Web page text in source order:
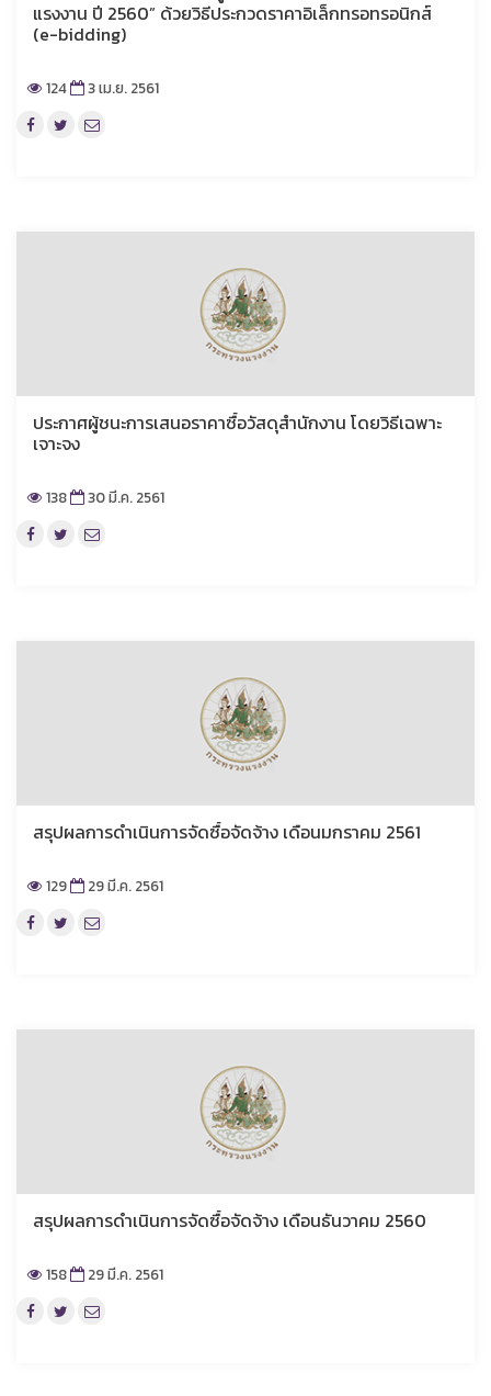
แรงงาน ปี 2560” ด้วยวิธีประกวดราคาอิเล็กทรอทรอนิกส์
(e-bidding)
124 3 เม.ย. 2561
ประกาศผู้ชนะการเสนอราคาซื้อวัสดุสำนักงาน โดยวิธีเฉพาะ
เจาะจง
138 30 มี.ค. 2561
สรุปผลการดำเนินการจัดซื้อจัดจ้าง เดือนมกราคม 2561
129 29 มี.ค. 2561
สรุปผลการดำเนินการจัดซื้อจัดจ้าง เดือนธันวาคม 2560
158 29 มี.ค. 2561